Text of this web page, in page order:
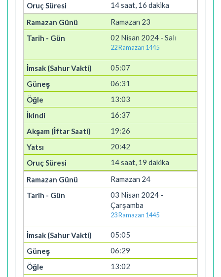
14 saat, 16 dakika
Ramazan 23
02 Nisan 2024 - Salı
22 Ramazan 1445
05:07
06:31
13:03
16:37
19:26
20:42
14 saat, 19 dakika
Ramazan 24
03 Nisan 2024 -
Çarşamba
23 Ramazan 1445
05:05
06:29
13:02